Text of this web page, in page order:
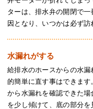
ターは、排水弁の開閉で
因となり、いつかは必ず訪
水漏れがする
給排水のホースからの水
的簡単に直す事はできま
から水漏れを確認できた
を少し傾けて、底の部分